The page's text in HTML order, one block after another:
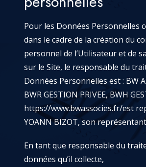
Pour les Données Personnelles
dans le cadre de la création du
personnel de l’Utilisateur et de
sur le Site, le responsable du
Données Personnelles est : BW
BWR GESTION PRIVEE, BWH
https://www.bwassocies.fr/est
YOANN BIZOT, son
En tant que responsable du
données qu’il collecte,